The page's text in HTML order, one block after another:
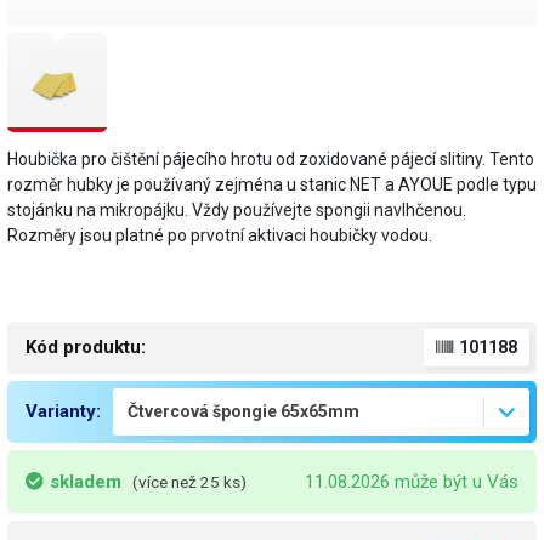
Houbička pro čištění pájecího hrotu od zoxidované pájecí slitiny. Tento
rozměr hubky je používaný zejména u stanic NET a AYOUE podle typu
stojánku na mikropájku. Vždy používejte spongii navlhčenou.
Rozměry jsou platné po prvotní aktivaci houbičky vodou.
Kód produktu: 101188
Varianty:
skladem (více než 25 ks) 11.08.2026 může být u Vás